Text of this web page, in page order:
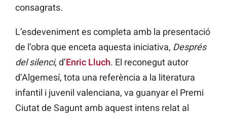
consagrats.
L’esdeveniment es completa amb la presentació
de l’obra que enceta aquesta iniciativa, Després
del silenci, d’Enric Lluch. El reconegut autor
d’Algemesí, tota una referència a la literatura
infantil i juvenil valenciana, va guanyar el Premi
Ciutat de Sagunt amb aquest intens relat al